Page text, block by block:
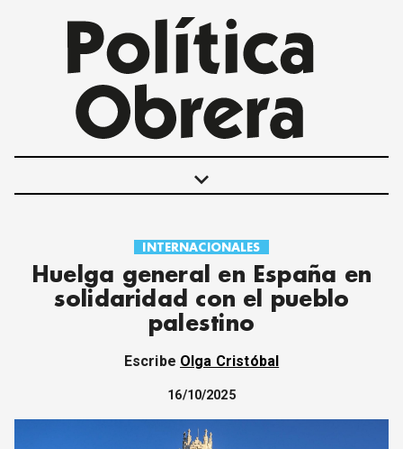
keyboard_arrow_down
POLÍTICAS
INTERNACIONALES
MOVIMIENTO OBRERO
MUJER
SOCIEDAD Y CULTURA
JUVENTUD
CORREO DE LECTORES
DEBATE
INTERNACIONALES
Huelga general en España en
solidaridad con el pueblo
palestino
Escribe Olga Cristóbal
16/10/2025